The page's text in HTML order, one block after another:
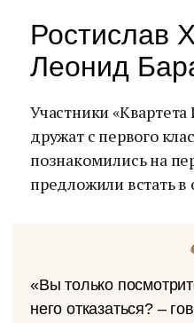
Ростислав
Леонид
Участники
дружат с первого
познакомились на
предложили встать в
«Вы только
него отказаться? –